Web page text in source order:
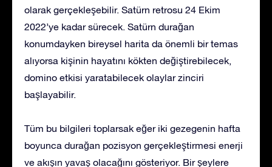
olarak gerçekleşebilir. Satürn retrosu 24 Ekim
2022’ye kadar sürecek. Satürn durağan
konumdayken bireysel harita da önemli bir temas
alıyorsa kişinin hayatını kökten değiştirebilecek,
domino etkisi yaratabilecek olaylar zinciri
başlayabilir.
Tüm bu bilgileri toplarsak eğer iki gezegenin hafta
boyunca durağan pozisyon gerçekleştirmesi enerji
ve akışın yavaş olacağını gösteriyor. Bir şeylere